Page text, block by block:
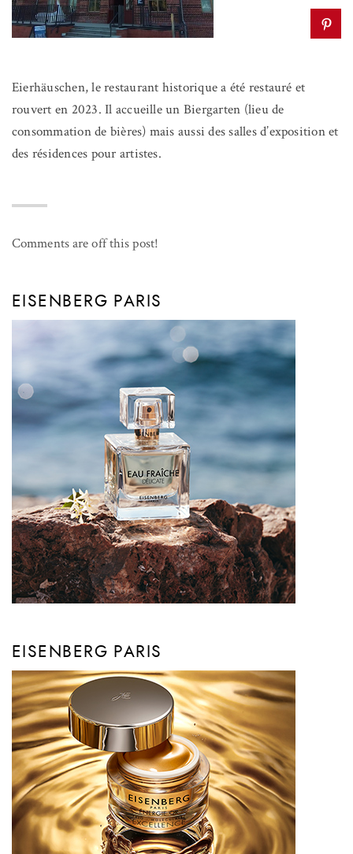
Eierhäuschen, le restaurant historique a été restauré et
rouvert en 2023. Il accueille un Biergarten (lieu de
consommation de bières) mais aussi des salles d’exposition et
des résidences pour artistes.
Comments are off this post!
EISENBERG PARIS
EISENBERG PARIS